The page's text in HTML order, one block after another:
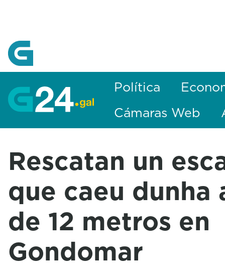
Política
Cámaras Web
Rescatan un
que caeu dunha
de 12 metros en
Gondomar